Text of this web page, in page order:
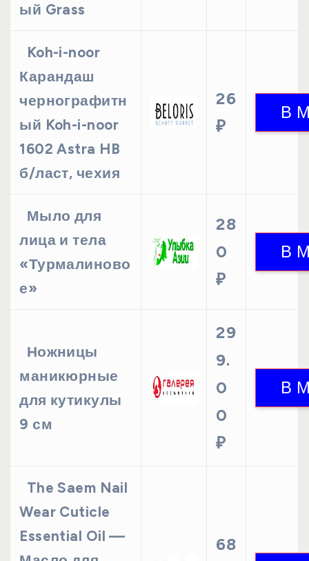
ый Grass
Koh-i-noor
Карандаш
чернографитн
ый Koh-i-noor
1602 Astra HB
б/ласт, чехия
26
₽
Мыло для
лица и тела
«Турмалиново
е»
28
0
₽
Ножницы
маникюрные
для кутикулы
9 см
29
9.
0
0
₽
The Saem Nail
Wear Cuticle
Essential Oil —
68